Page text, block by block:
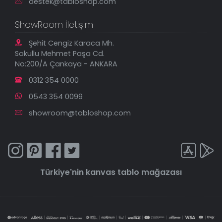
ShowRoom İletişim
Şehit Cengiz Karaca Mh.
Sokullu Mehmet Paşa Cd.
No:200/A Çankaya - ANKARA
0312 354 0000
0543 354 0099
showroom@tabloshop.com
Türkiye'nin kanvas tablo mağazası